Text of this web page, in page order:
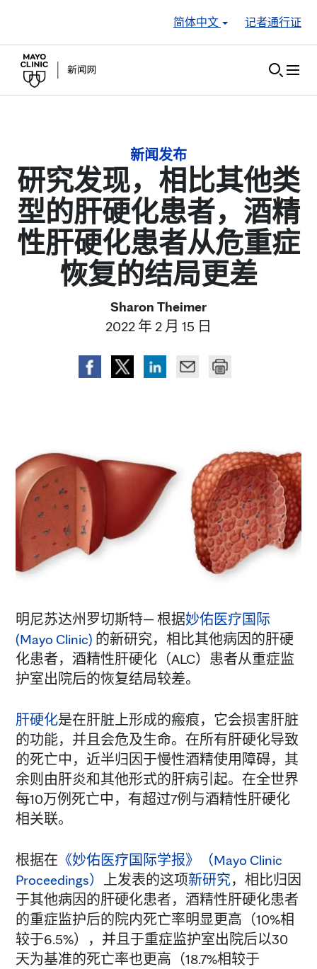
简体中文
记者通行证
新闻发布
研究发现，相比其他类
型的肝硬化患者，酒精
性肝硬化患者从危重症
恢复的结局更差
Sharon Theimer
2022 年 2 月 15 日
明尼苏达州罗切斯特— 根据妙佑医疗国际
(Mayo Clinic) 的新研究，相比其他病因的肝硬
化患者，酒精性肝硬化（ALC）患者从重症监
护室出院后的恢复结局较差。
肝硬化是在肝脏上形成的瘢痕，它会损害肝脏
的功能，并且会危及生命。在所有肝硬化导致
的死亡中，近半归因于慢性酒精使用障碍，其
余则由肝炎和其他形式的肝病引起。在全世界
每10万例死亡中，有超过7例与酒精性肝硬化
相关联。
根据在 《妙佑医疗国际学报》（Mayo Clinic
Proceedings） 上发表的这项新研究，相比归因
于其他病因的肝硬化患者，酒精性肝硬化患者
的重症监护后的院内死亡率明显更高（10%相
较于6.5%），并且于重症监护室出院后以30
天为基准的死亡率也更高（18.7%相较于